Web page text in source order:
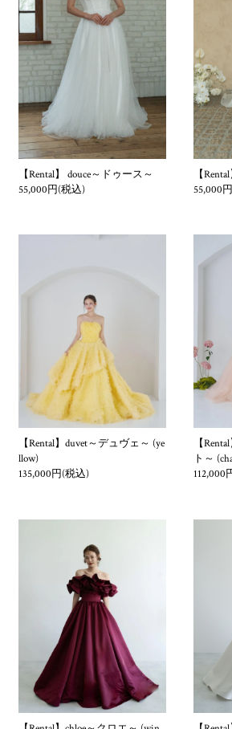
ていただきます。
但し、お客様の私物の毀損等については
す。
4. お客様は、自己の財産に対するのと同
ンタル商品を取り扱い、本条（1）に定
社へ返却する義務を負います。
また、レンタル商品の減失・汚損・毀損
次に予約されている他のお客様に損害を
費をご請求いたします。
5. お客様は、レンタル商品を他の者に転
みをお断りさせていただきます。また、
ているお客様についても以下の事実ない
合には当社はご契約の解除やお申し出等
くことができます。
1. お客様が、暴⼒団、暴⼒団員、暴⼒団
5年を経過しない者、暴⼒団準構成員、暴
屋等、社会運動等標ぼうゴロ、特殊知能
らに準ずる反社会的勢力であると判明し
会的勢力との関係を有していると判明し
2. お客様が当社及び従業員に対し、暴力
な不当要求等を行い、あるいは、合理的
求したとき、又は、かつて行われた同様
4. 他のお客様に著しい迷惑を及ぼす行為。
5. お客様の、法令の規定、公の秩序もし
する行為。
6. お客様が風説を流布し、偽計や威力を
損、又は、業務を妨害する行為。
7. お客様が上記の行為を行うおそれがあ
【Rental】 douce～ドゥース～
55,000円(税込)
【
55,000
【Rental】duvet～デュヴェ～ (ye
llow)
135,000円(税込)
【
ト～
112,000